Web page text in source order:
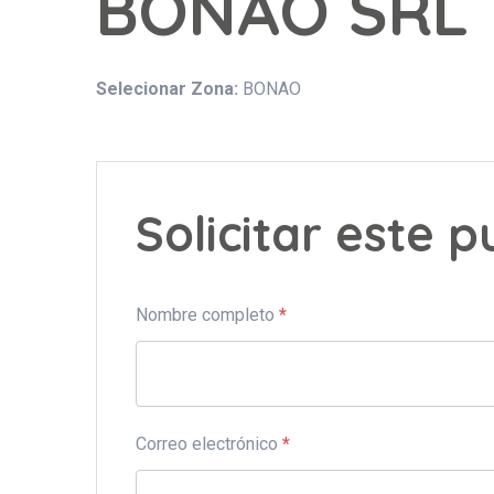
Selecionar Zona: BONAO
Solicitar este
Nombre completo *
Correo electrónico *